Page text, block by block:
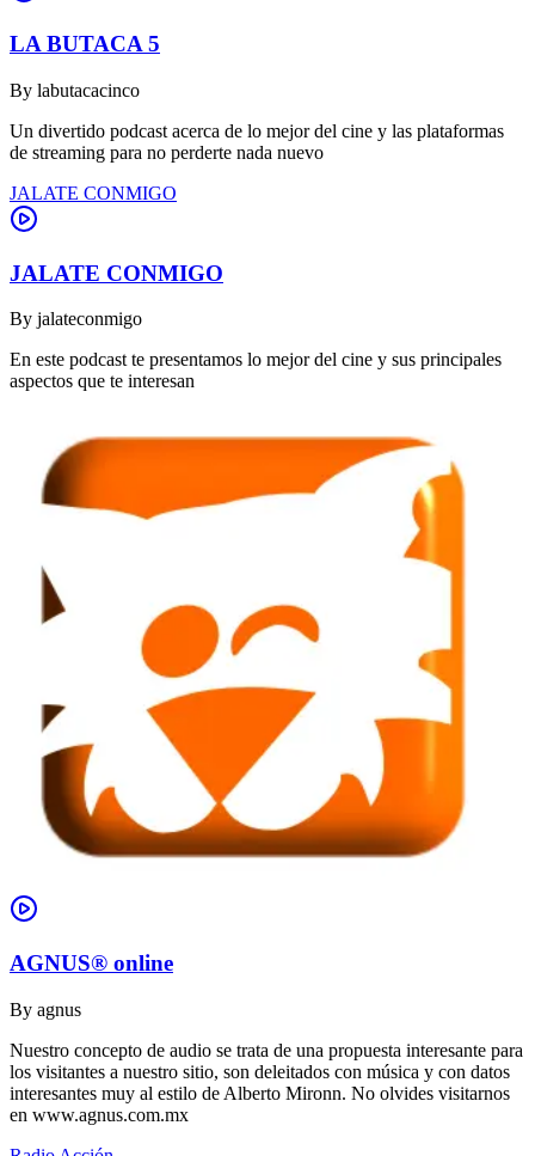
LA BUTACA 5
By labutacacinco
Un divertido podcast acerca de lo mejor del cine y las plataformas
de streaming para no perderte nada nuevo
JALATE CONMIGO
JALATE CONMIGO
By jalateconmigo
En este podcast te presentamos lo mejor del cine y sus principales
aspectos que te interesan
AGNUS® online
By agnus
Nuestro concepto de audio se trata de una propuesta interesante para
los visitantes a nuestro sitio, son deleitados con música y con datos
interesantes muy al estilo de Alberto Mironn. No olvides visitarnos
en www.agnus.com.mx